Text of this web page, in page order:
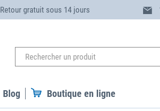
Retour gratuit sous 14 jours
Blog Boutique en ligne